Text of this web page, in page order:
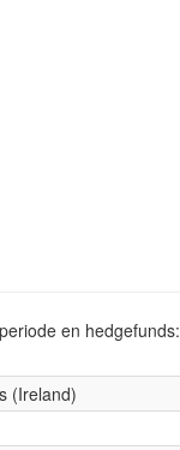
en hedgefunds:
(Ireland)